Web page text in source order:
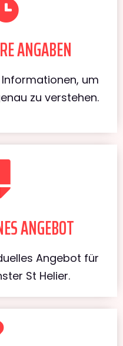
ANGABEN
um
zu verstehen.
ANGEBOT
Angebot für
St Helier.